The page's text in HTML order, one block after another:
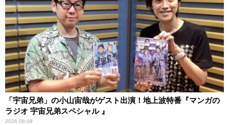
「宇宙兄弟」の小山宙哉がゲスト出演！地上波特番『マンガの
ラジオ 宇宙兄弟スペシャル 』
2026.08.09